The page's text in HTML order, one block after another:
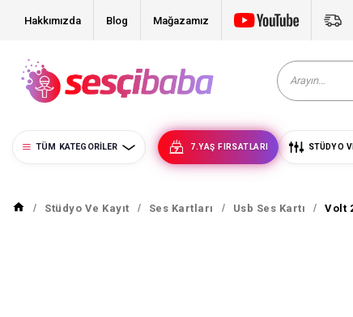
Hakkımızda Blog Mağazamız
TÜM KATEGORILER 7.YAŞ FIRSATLARI STÜDYO
Stüdyo Ve Kayıt Ses Kartları Usb Ses Kartı Volt